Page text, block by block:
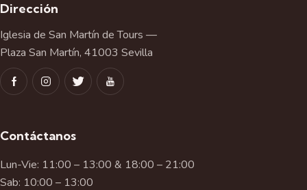
Dirección
Iglesia de San Martín de Tours —
Plaza San Martín, 41003 Sevilla
Contáctanos
Lun-Vie: 11:00 – 13:00 & 18:00 – 21:00
Sab: 10:00 – 13:00